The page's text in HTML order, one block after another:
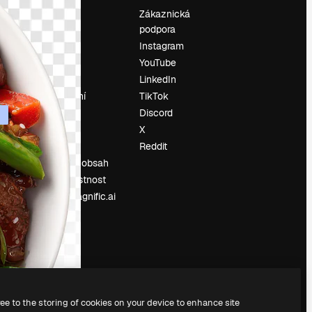
O nás
Recenze
Kariéra
Trendy
vyhledávání
Blog
Události
Slidesgo
Prodávejte obsah
Tisková místnost
Hledáte magnific.ai
Zákaznická
podpora
Instagram
YouTube
LinkedIn
TikTok
Discord
X
Reddit
to the storing of cookies on your device to enhance site